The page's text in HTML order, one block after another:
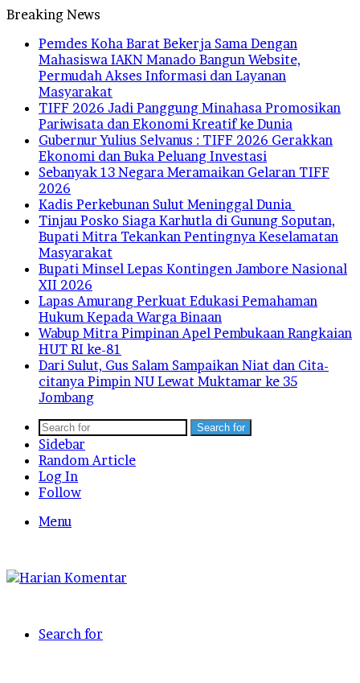
Breaking News
Pemdes Koha Barat Bekerja Sama Dengan
Mahasiswa IAKN Manado Bangun Website,
Permudah Akses Informasi dan Layanan
Masyarakat
TIFF 2026 Jadi Panggung Minahasa Promosikan
Pariwisata dan Ekonomi Kreatif ke Dunia
Gubernur Yulius Selvanus : TIFF 2026 Gerakkan
Ekonomi dan Buka Peluang Investasi
Sebanyak 13 Negara Meramaikan Gelaran TIFF
2026
Kadis Perkebunan Sulut Meninggal Dunia
Tinjau Posko Siaga Karhutla di Gunung Soputan,
Bupati Mitra Tekankan Pentingnya Keselamatan
Masyarakat
Bupati Minsel Lepas Kontingen Jambore Nasional
XII 2026
Lapas Amurang Perkuat Edukasi Pemahaman
Hukum Kepada Warga Binaan
Wabup Mitra Pimpinan Apel Pembukaan Rangkaian
HUT RI ke-81
Dari Sulut, Gus Salam Sampaikan Niat dan Cita-
citanya Pimpin NU Lewat Muktamar ke 35
Jombang
Search for
Sidebar
Random Article
Log In
Follow
Menu
Search for